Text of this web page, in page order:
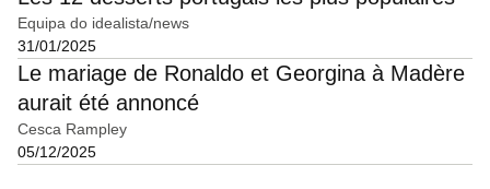
Equipa do idealista/news
31/01/2025
Le mariage de Ronaldo et Georgina à Madère
aurait été annoncé
Cesca Rampley
05/12/2025